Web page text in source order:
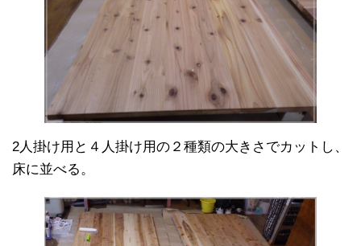
2人掛け用と４人掛け用の２種類の大きさでカットし、
床に並べる。